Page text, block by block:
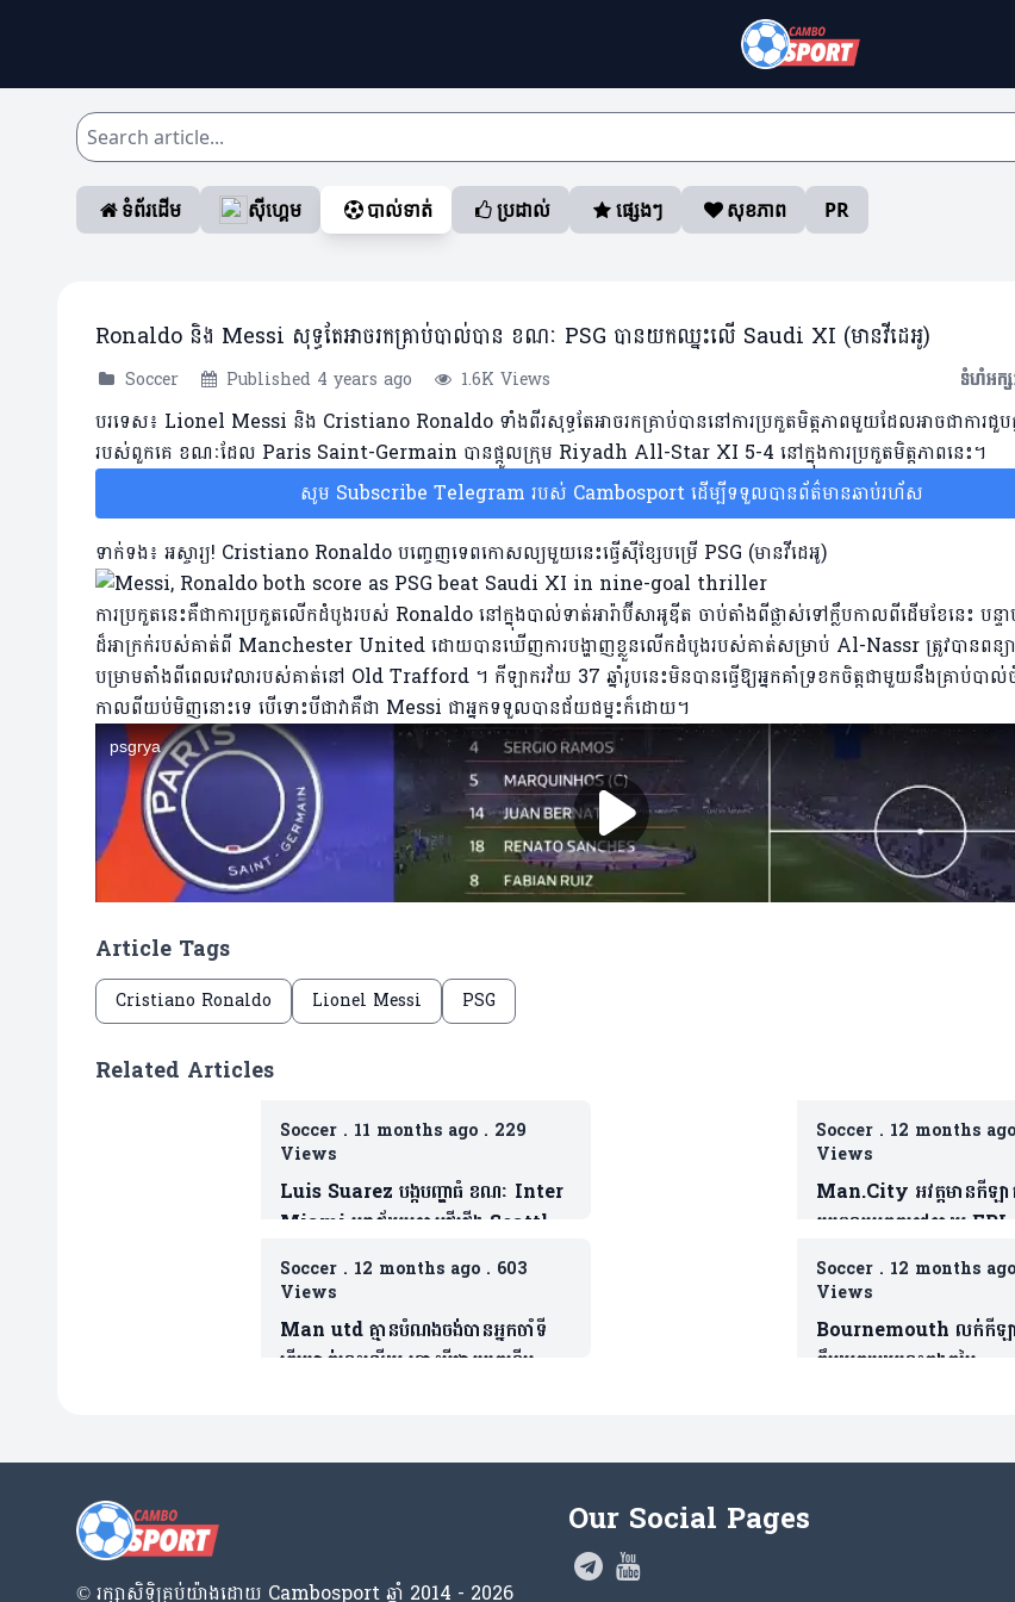
ទំព័រដើម ស៊ីហ្គេម បាល់ទាត់ ប្រដាល់ ផ្សេងៗ សុខភាព PR
Ronaldo និង Messi សុទ្ធតែអាចរកគ្រាប់បាល់បាន ខណៈ PSG បានយកឈ្នះលើ Saudi XI (មានវីដេអូ)
Soccer Published 4 years ago 1.6K Views ទំហំអក្ស
បរទេស៖ Lionel Messi និង Cristiano Ronaldo ទាំងពីរសុទ្ធតែអាចរកគ្រាប់បាននៅការប្រកួតមិត្តភាពមួយដែលអាចជាការជួប
របស់ពួកគេ ខណៈដែល Paris Saint-Germain បានផ្តួលក្រុម Riyadh All-Star XI 5-4 នៅក្នុងការប្រកួតមិត្តភាពនេះ។
សូម Subscribe Telegram របស់ Cambosport ដើម្បីទទួលបានព័ត៌មានឆាប់រហ័ស
ទាក់ទង៖ អស្ចារ្យ! Cristiano Ronaldo បញ្ចេញទេពកោសល្យមួយនេះធ្វើស៊ីខ្សែបម្រើ PSG (មានវីដេអូ)
ការប្រកួតនេះគឺជាការប្រកួតលើកដំបូងរបស់ Ronaldo នៅក្នុងបាល់ទាត់អារ៉ាប៊ីសាអូឌីត ចាប់តាំងពីផ្លាស់ទៅក្លឹបកាលពីដើមខែនេះ បន្ទ
ដ៏អាក្រក់របស់គាត់ពី Manchester United ដោយបានឃើញការបង្ហាញខ្លួនលើកដំបូងរបស់គាត់សម្រាប់ Al-Nassr ត្រូវបានពន្
បម្រាមតាំងពីពេលវេលារបស់គាត់នៅ Old Trafford ។ កីឡាករវ័យ 37 ឆ្នាំរូបនេះមិនបានធ្វើឱ្យអ្នកគាំទ្រខកចិត្តជាមួយនឹងគ្រាប់បា
កាលពីយប់មិញនោះទេ បើទោះបីជាវាគឺជា Messi ជាអ្នកទទួលបានជ័យជម្នះក៏ដោយ។
Article Tags
Cristiano Ronaldo Lionel Messi PSG
Related Articles
Soccer. 11 months ago. 229
Views
Luis Suarez បង្កបញ្ហាធំ ខណៈ Inter
Miami បរាជ័យក្រោមថ្វីជើង Seattle
Sounders ព្រឹត្តការណ៍ Leagues
Cup ផ្តាច់ព្រ័ត្រ(មាន១វីដេអូ)
Soccer. 12 months ago
Views
Man.City អវត្តមានកីឡ
រូបពេលប្រកួតកៅឆាយ EPL
ផ្ទះ Wolver
Soccer. 12 months ago. 603
Views
Man utd គ្មានបំណងចង់បានអ្នកចាំទី
ឆ្នើមម្នាក់នេះឡើយ ទោះបីជារូបគេទើប
Soccer. 12 months ago
Views
Bournemouth លក់កីឡា
ក្លឹបយក្សមួយនេះក្នុងតម្លៃ
© រក្សា​សិទ្ធិ​គ្រប់​យ៉ាង​ដោយ​ Cambosport ឆ្នាំ 2014 - 2026
Our Social Pages